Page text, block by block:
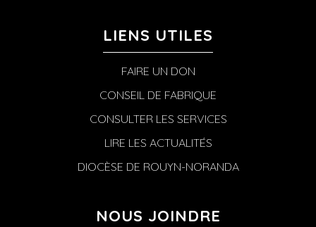
LIENS UTILES
FAIRE UN DON
CONSEIL DE FABRIQUE
CONSULTER LES SERVICES
LIRE LES ACTUALITÉS
DIOCÈSE DE ROUYN-NORANDA
NOUS JOINDRE